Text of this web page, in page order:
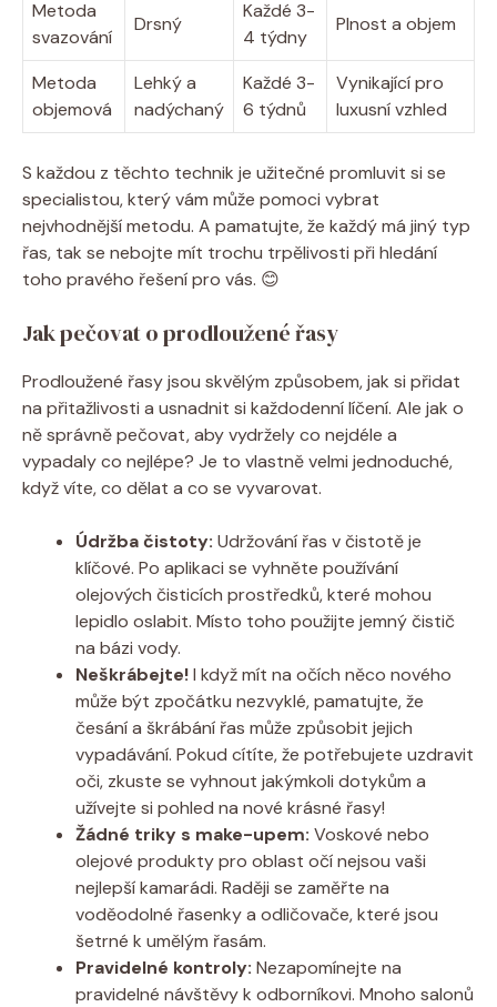
Metoda
svazování
Drsný
Každé 3-
4 týdny
Plnost ​a objem
Metoda
objemová
Lehký a
nadýchaný
Každé 3-
6 týdnů
Vynikající pro
luxusní⁣ vzhled
S každou z těchto technik je užitečné promluvit si se
specialistou, který vám může ⁢pomoci vybrat
nejvhodnější metodu. A pamatujte, ⁣že každý má⁢ jiný typ
řas, tak se nebojte mít trochu trpělivosti při hledání
toho ⁤pravého ‍řešení pro vás. 😊
Jak pečovat o prodloužené řasy
Prodloužené řasy jsou skvělým ​způsobem, jak si přidat
na přitažlivosti a usnadnit si⁤ každodenní líčení. Ale jak o
ně správně pečovat, aby vydržely⁢ co nejdéle a⁣
vypadaly co nejlépe? Je to vlastně velmi jednoduché,
⁢když víte, ⁤co dělat ⁣a co se vyvarovat.
Údržba čistoty: Udržování řas v čistotě je
klíčové. ​Po aplikaci se vyhněte používání
olejových čisticích prostředků, které mohou
lepidlo oslabit. Místo⁤ toho ⁣použijte jemný čistič
na bázi vody.
Neškrábejte!I⁣ když mít na očích něco nového
může být zpočátku nezvyklé, pamatujte, že
česání a škrábání řas může způsobit jejich
vypadávání. Pokud cítíte, že potřebujete uzdravit
oči, ⁢zkuste se vyhnout jakýmkoli dotykům⁢ a
užívejte si pohled na nové krásné řasy!
Žádné triky s make-upem: Voskové nebo
olejové produkty pro oblast⁢ očí nejsou vaši⁣
nejlepší kamarádi. Raději se⁤ zaměřte na
voděodolné řasenky a odličovače, které jsou
šetrné k ​umělým ​řasám.
Pravidelné kontroly: Nezapomínejte na
pravidelné ⁢návštěvy k odborníkovi. Mnoho salonů​